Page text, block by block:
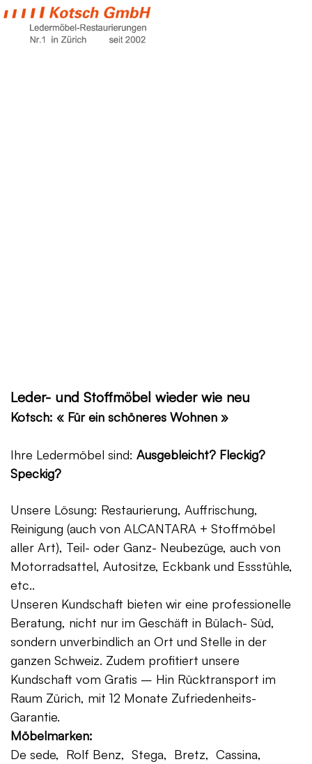
Leder- und Stoffmöbel wieder wie neu
Kotsch: « Für ein schöneres Wohnen »
Ihre Ledermöbel sind: Ausgebleicht? Fleckig?
Speckig?
Unsere Lösung: Restaurierung, Auffrischung,
Reinigung (auch von ALCANTARA + Stoffmöbel
aller Art), Teil- oder Ganz- Neubezüge, auch von
Motorradsattel, Autositze, Eckbank und Essstühle,
etc..
Unseren Kundschaft bieten wir eine professionelle
Beratung, nicht nur im Geschäft in Bülach- Süd,
sondern unverbindlich an Ort und Stelle in der
ganzen Schweiz. Zudem profitiert unsere
Kundschaft vom Gratis – Hin Rücktransport im
Raum Zürich, mit 12 Monate Zufriedenheits-
Garantie.
Möbelmarken:
De sede, Rolf Benz, Stega, Bretz, Cassina,